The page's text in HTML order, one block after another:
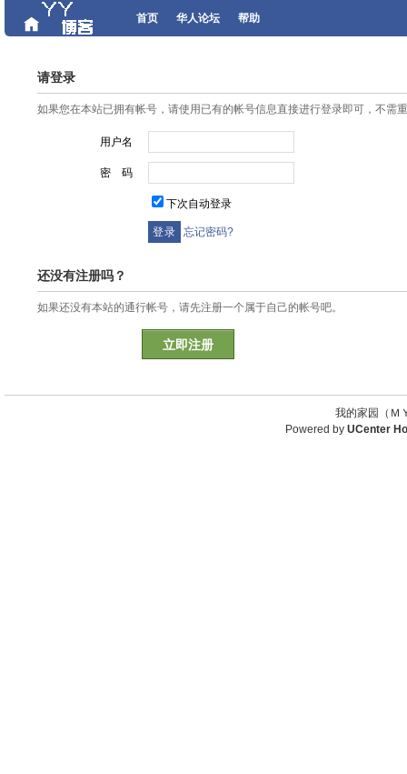
首页 华人论坛 帮助
请登录
如果您在本站已拥有帐号，请使用已有的帐号信息直接进行登录即可，不需
用户名
密 码
下次自动登录
忘记密码?
还没有注册吗？
如果还没有本站的通行帐号，请先注册一个属于自己的帐号吧。
立即注册
我的家园（
Powered by UCenter